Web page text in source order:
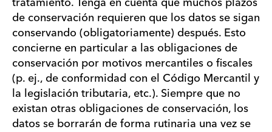
de conservación requieren que los datos se sigan
conservando (obligatoriamente) después. Esto
concierne en particular a las obligaciones de
conservación por motivos mercantiles o fiscales
(p. ej., de conformidad con el Código Mercantil y
la legislación tributaria, etc.). Siempre que no
existan otras obligaciones de conservación, los
datos se borrarán de forma rutinaria una vez se